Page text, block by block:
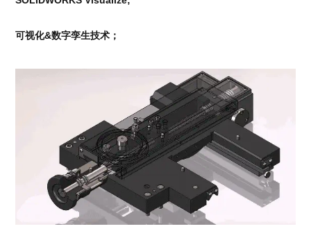
可视化&数字孪生技术；